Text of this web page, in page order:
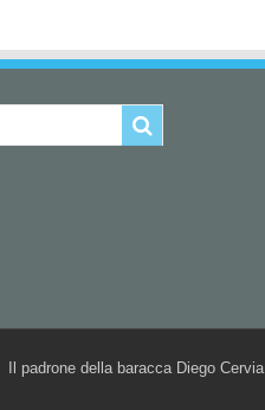
padrone della baracca Diego Cervia